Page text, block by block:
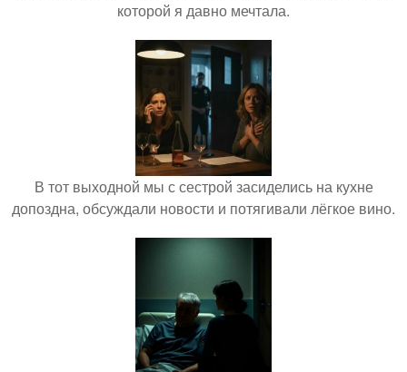
которой я давно мечтала.
В тот выходной мы с сестрой засиделись на кухне
допоздна, обсуждали новости и потягивали лёгкое вино.